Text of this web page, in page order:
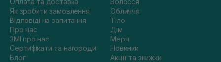
Оплата та доставка
Як зробити замовлення
Відповіді на запитання
Про нас
ЗМІ про нас
Сертифікати та нагороди
Блог
Волосся
Обличчя
Тіло
Дім
Мерч
Новинки
Акції та знижки